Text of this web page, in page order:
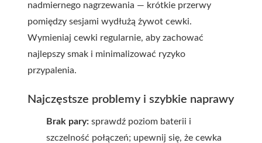
nadmiernego nagrzewania — krótkie przerwy
pomiędzy sesjami wydłużą żywot cewki.
Wymieniaj cewki regularnie, aby zachować
najlepszy smak i minimalizować ryzyko
przypalenia.
Najczęstsze problemy i szybkie naprawy
Brak pary: sprawdź poziom baterii i
szczelność połączeń; upewnij się, że cewka